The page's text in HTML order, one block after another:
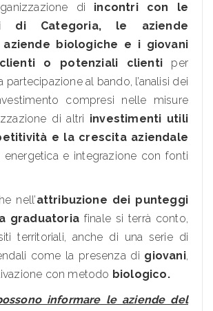
di incontri con le
di Categoria, le aziende
biologiche e i giovani
o potenziali clientiper
partecipazione al bando, l’analisi dei
compresi nelle misure
di altri investimenti utili
e la crescita aziendale
energetica e integrazione con fonti
nell’attribuzione dei punteggi
graduatoria finale si terrà conto,
territoriali, anche di una serie di
come la presenza di giovani,
con metodo biologico.
informare le aziende del